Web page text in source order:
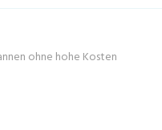
ohne hohe Kosten